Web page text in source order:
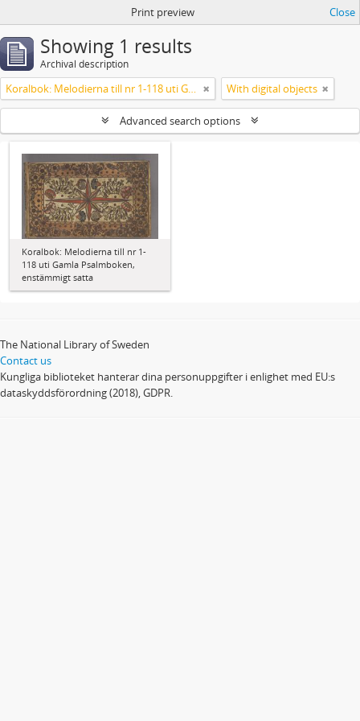
Print preview Close
Showing 1 results
Archival description
Koralbok: Melodierna till nr 1-118 uti Gamla Psalmboken, enstämmigt satta With digital objects
Advanced search options
Koralbok: Melodierna till nr 1-
118 uti Gamla Psalmboken,
enstämmigt satta
The National Library of Sweden
Contact us
Kungliga biblioteket hanterar dina personuppgifter i enlighet med EU:s
dataskyddsförordning (2018), GDPR.